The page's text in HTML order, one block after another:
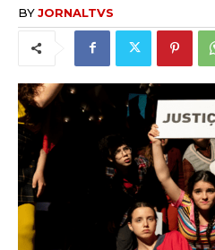
BYJORNALTVS